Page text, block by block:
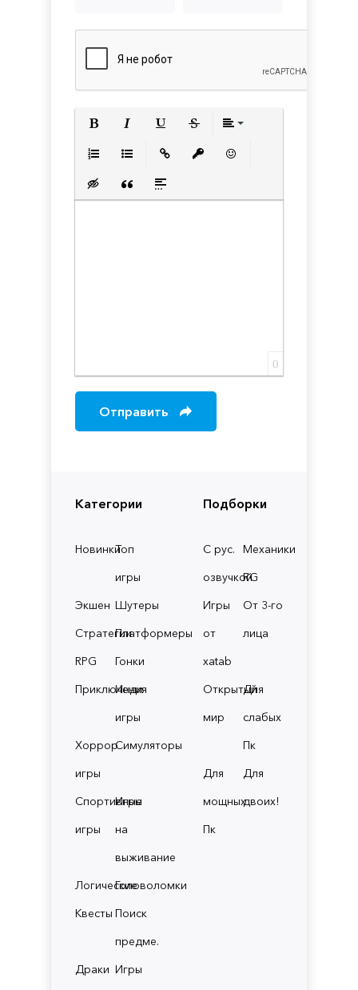
Категории
НовинкиТоп
игры
Экшен Шутеры
СтратегииПлатформеры
RPG
Гонки
Приключения
Инди
игры
Хоррор
игры
Симуляторы
Спортивные
игры
Игры
на
выживание
ЛогическиеГоловоломки
Квесты Поиск
предме.
Драки Игры
Подборки
С рус.
озвучкой
Механики
RG
Игры
от
xatab
От 3-го
лица
Открытый
мир
Для
слабых
Пк
Для
мощных
Пк
Для
двоих!
Вставка скрытого текста
Вставка цитаты
Вставка спойлера
0
Отправить